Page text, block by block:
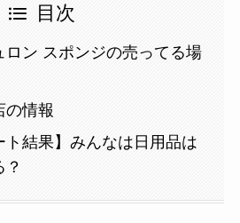
目次
ロン スポンジの売ってる場
の情報
ト結果】みんなは日用品は
？